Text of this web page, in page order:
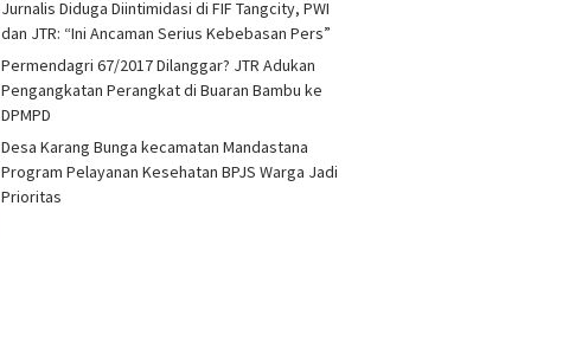
Jurnalis Diduga Diintimidasi di FIF Tangcity, PWI
dan JTR: “Ini Ancaman Serius Kebebasan Pers”
Permendagri 67/2017 Dilanggar? JTR Adukan
Pengangkatan Perangkat di Buaran Bambu ke
DPMPD
Desa Karang Bunga kecamatan Mandastana
Program Pelayanan Kesehatan BPJS Warga Jadi
Prioritas